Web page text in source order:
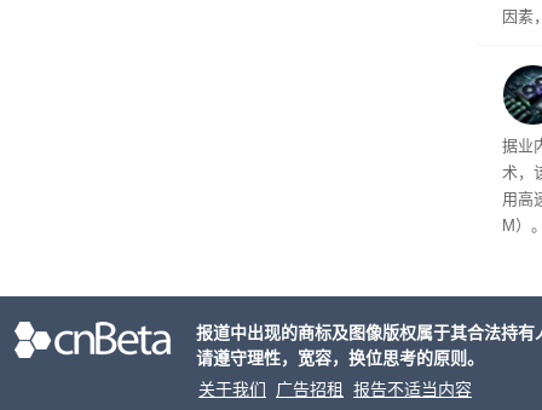
因素
新
普通
重
厂商
和“
据业
术，
用高
M）
报道中出现的商标及图像版权属于其合法持
请遵守理性，宽容，换位思考的原则。
关于我们
广告招租
报告不适当内容